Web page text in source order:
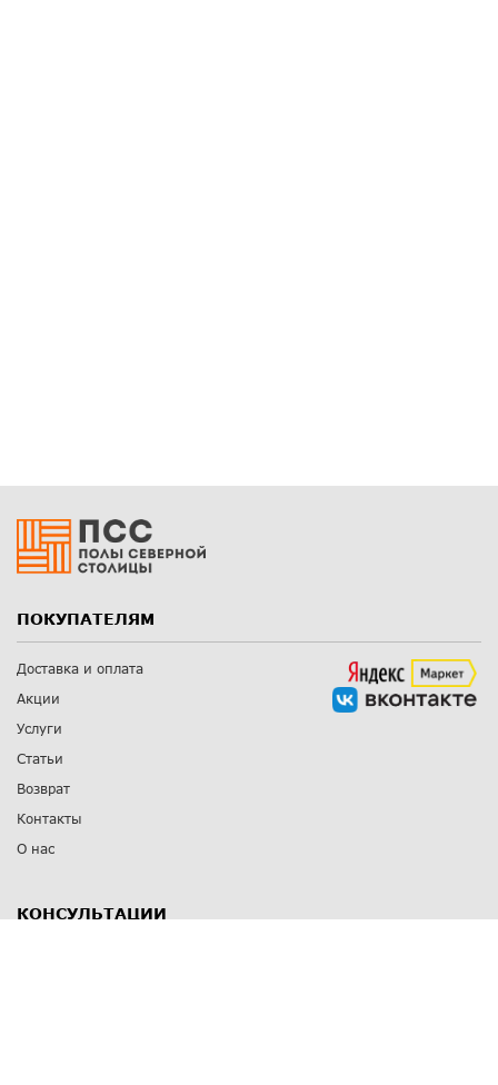
ПОКУПАТЕЛЯМ
Доставка и оплата
Акции
Услуги
Статьи
Возврат
Контакты
О нас
КОНСУЛЬТАЦИИ